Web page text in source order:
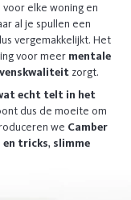
elke woning en
al je spullen een
vergemakkelijkt. Het
voor meer mentale
zorgt.
echt telt in het
dus de moeite om
we Camber
en tricks, slimme